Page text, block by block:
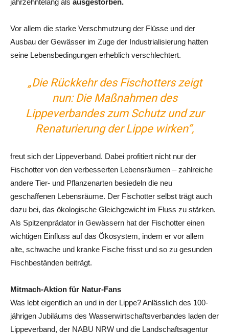
jahrzehntelang als ausgestorben.
Vor allem die starke Verschmutzung der Flüsse und der
Ausbau der Gewässer im Zuge der Industrialisierung hatten
seine Lebensbedingungen erheblich verschlechtert.
„Die Rückkehr des Fischotters zeigt
nun: Die Maßnahmen des
Lippeverbandes zum Schutz und zur
Renaturierung der Lippe wirken“,
freut sich der Lippeverband. Dabei profitiert nicht nur der
Fischotter von den verbesserten Lebensräumen – zahlreiche
andere Tier- und Pflanzenarten besiedeln die neu
geschaffenen Lebensräume. Der Fischotter selbst trägt auch
dazu bei, das ökologische Gleichgewicht im Fluss zu stärken.
Als Spitzenprädator in Gewässern hat der Fischotter einen
wichtigen Einfluss auf das Ökosystem, indem er vor allem
alte, schwache und kranke Fische frisst und so zu gesunden
Fischbeständen beiträgt.
Mitmach-Aktion für Natur-Fans
Was lebt eigentlich an und in der Lippe? Anlässlich des 100-
jährigen Jubiläums des Wasserwirtschaftsverbandes laden der
Lippeverband, der NABU NRW und die Landschaftsagentur